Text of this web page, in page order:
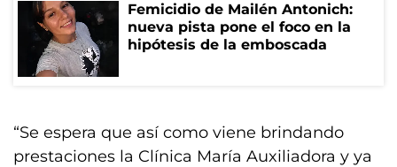
Femicidio de Mailén Antonich:
nueva pista pone el foco en la
hipótesis de la emboscada
“Se espera que así como viene brindando
prestaciones la Clínica María Auxiliadora y ya